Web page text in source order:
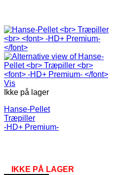
Vis
Ikke på lager
Hanse-Pellet
Træpiller
-HD+ Premium-
IKKE PÅ LAGER